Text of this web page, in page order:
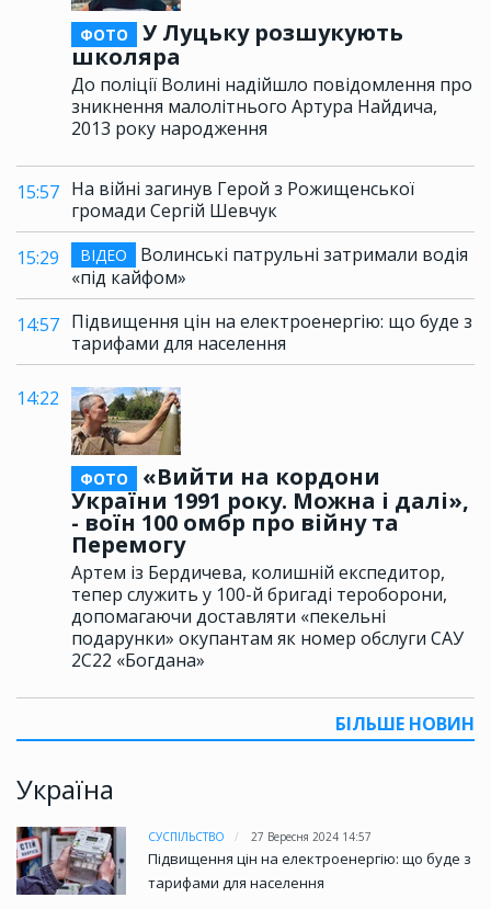
ФОТО
У Луцьку розшукують
школяра
До поліції Волині надійшло повідомлення про
зникнення малолітнього Артура Найдича,
2013 року народження
15:57 На війні загинув Герой з Рожищенської
громади Сергій Шевчук
15:29
ВІДЕО
Волинські патрульні затримали водія
«під кайфом»
14:57 Підвищення цін на електроенергію: що буде з
тарифами для населення
14:22
ФОТО
«Вийти на кордони
України 1991 року. Можна і далі»,
- воїн 100 омбр про війну та
Перемогу
Артем із Бердичева, колишній експедитор,
тепер служить у 100-й бригаді тероборони,
допомагаючи доставляти «пекельні
подарунки» окупантам як номер обслуги САУ
2С22 «Богдана»
БІЛЬШЕ НОВИН
Україна
СУСПІЛЬСТВО 27 Вересня 2024 14:57
Підвищення цін на електроенергію: що буде з
тарифами для населення